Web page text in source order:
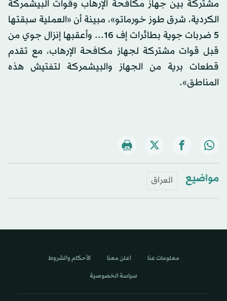
مشتركة بين جهاز مكافحة الإرهاب وقوات البيشمركة
الكردية، شرق طوز خورماتو»، مبينة أن «العملية سبقتها
5 ضربات جوية بطائرات إف 16... وأعقبها إنزال جوي من
قبل قوات مشتركة لجهاز مكافحة الإرهاب، مع تقدم
قطعات برية من الجهاز والبيشمركة لتفتيش هذه
المناطق».
مواضيع العراق
معلومات عنا اعلن معنا الأحكام والشروط
سياسة الخصوصية